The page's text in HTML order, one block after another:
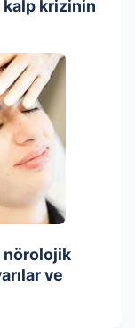
kalp krizinin
nörolojik
ve